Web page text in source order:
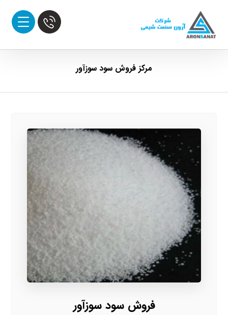
مرکز فروش سود سوزآور
فروش سود سوزآور